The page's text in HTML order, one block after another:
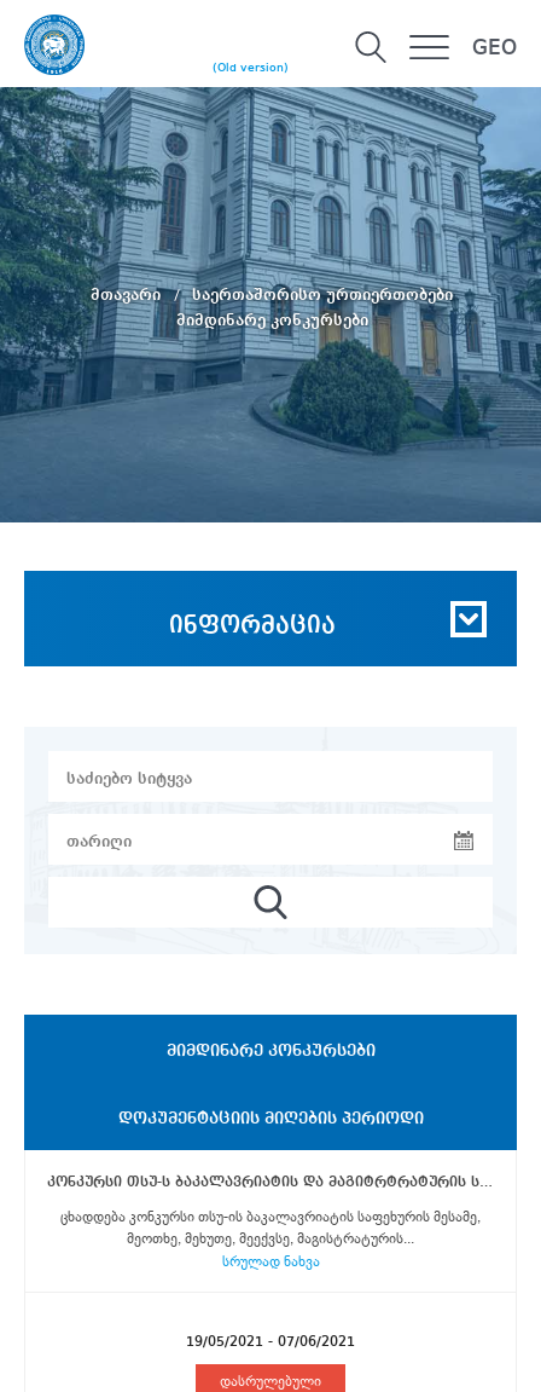
(Old version)
GEO
მთავარი
საერთაშორისო ურთიერთობები
მიმდინარე კონკურსები
ინფორმაცია
ᲛᲘᲛᲓᲘᲜᲐᲠᲔ ᲙᲝᲜᲙᲣᲠᲡᲔᲑᲘ
ᲓᲝᲙᲣᲛᲔᲜᲢᲐᲪᲘᲘᲡ ᲛᲘᲦᲔᲑᲘᲡ ᲞᲔᲠᲘᲝᲓᲘ
კონკურსი თსუ-ს ბაკალავრიატის და მაგიტრტრატურის საფეხურის სტუდენტებისთვის ბარსელონას ავტონომიურ უნივერსიტეტში ევროკომისიის მიერ დაფინანსებული ერაზმუს+ პროგრამის სტიპენდიების მოსაპოვებლად
ცხადდება კონკურსი თსუ-ის ბაკალავრიატის საფეხურის მესამე,
მეოთხე, მეხუთე, მეექვსე, მაგისტრატურის...
სრულად ნახვა
19/05/2021 - 07/06/2021
დასრულებული